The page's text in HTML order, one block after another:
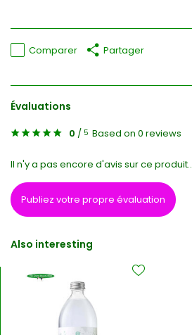
Comparer Partager
Évaluations
0 / 5 Based on 0 reviews
Il n'y a pas encore d'avis sur ce produit..
Publiez votre propre évaluation
Also interesting